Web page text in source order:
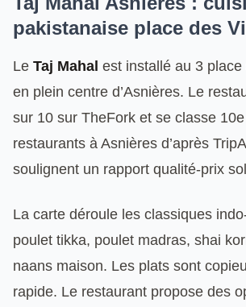
pakistanaise place des
Le Taj Mahal est installé au 3
en plein centre d’Asnières. Le
sur 10 sur TheFork et se classe
restaurants à Asnières d’après
soulignent un rapport qualité-prix
La carte déroule les classiques
poulet tikka, poulet madras, shai
naans maison. Les plats sont
rapide. Le restaurant propose des